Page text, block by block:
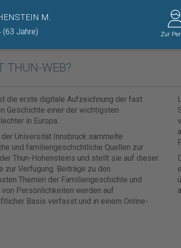
THUN-WEB?
die erste digitale Aufzeichnung der fast
Geschichte einer der wichtigsten
in Europa.
Universität Innsbruck sammelte
und familiengeschichtliche Quellen zur
Thun-Hohensteins und stellt sie auf dieser
zur Verfügung. Beiträge zu den
Themen der Familiengeschichte und
von Persönlichkeiten werden auf
Basis verfasst und in einem Online-
M.
(63 Jahre) Zur